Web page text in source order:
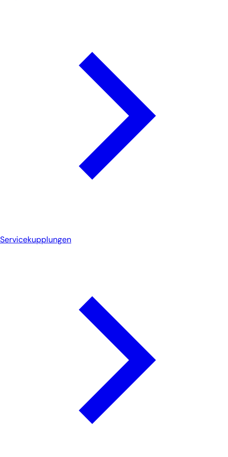
Servicekupplungen